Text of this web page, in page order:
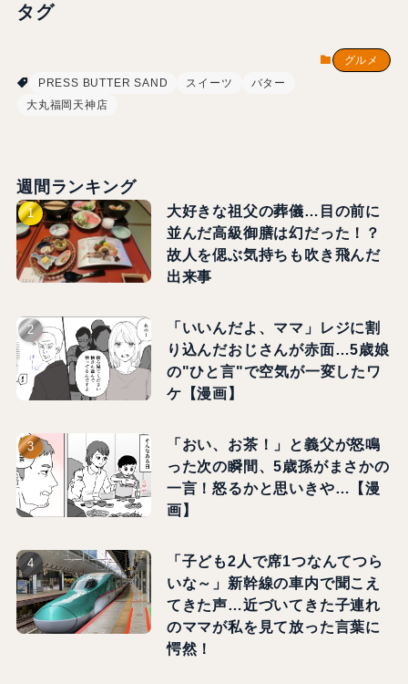
タグ
グルメ
PRESS BUTTER SAND
スイーツ
バター
大丸福岡天神店
週間ランキング
大好きな祖父の葬儀…目の前に
並んだ高級御膳は幻だった！？
故人を偲ぶ気持ちも吹き飛んだ
出来事
「いいんだよ、ママ」レジに割
り込んだおじさんが赤面…5歳娘
の"ひと言"で空気が一変したワ
ケ【漫画】
「おい、お茶！」と義父が怒鳴
った次の瞬間、5歳孫がまさかの
一言！怒るかと思いきや…【漫
画】
「子ども2人で席1つなんてつら
いな～」新幹線の車内で聞こえ
てきた声…近づいてきた子連れ
のママが私を見て放った言葉に
愕然！